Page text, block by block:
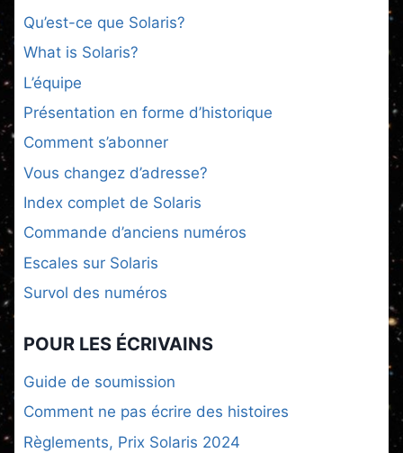
Qu’est-ce que Solaris?
What is Solaris?
L’équipe
Présentation en forme d’historique
Comment s’abonner
Vous changez d’adresse?
Index complet de Solaris
Commande d’anciens numéros
Escales sur Solaris
Survol des numéros
POUR LES ÉCRIVAINS
Guide de soumission
Comment ne pas écrire des histoires
Règlements, Prix Solaris 2024